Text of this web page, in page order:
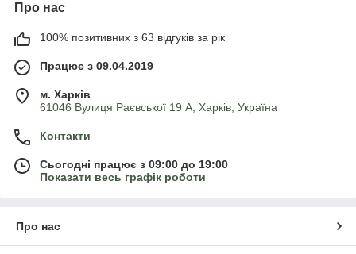
Про нас
100% позитивних з 63 відгуків за рік
Працює з 09.04.2019
м. Харків
61046 Вулиця Раєвської 19 А, Харків, Україна
Контакти
Сьогодні працює з 09:00 до 19:00
Показати весь графік роботи
Про нас